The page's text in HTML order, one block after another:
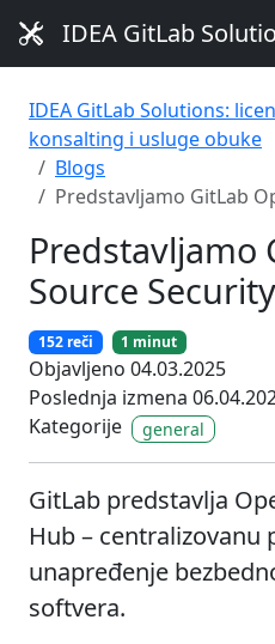
IDEA GitLab
IDEA GitLab Solutions:
konsalting i usluge obuke
Blogs
Predstavljamo GitLab
Predstavljamo
Source
152 reči 1 minut
Objavljeno 04.03.2025
Poslednja izmena
Kategorije
general
GitLab predstavlja
Hub – centralizovanu
unapređenje
softvera.